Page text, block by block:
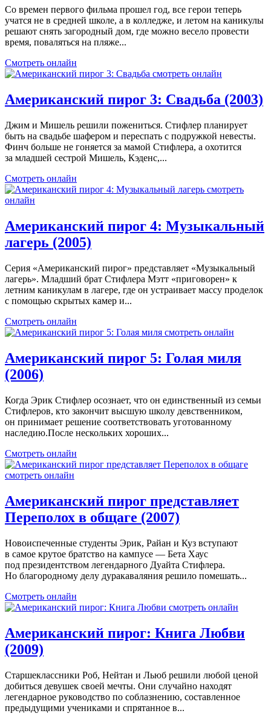
Со времен первого фильма прошел год, все герои теперь
учатся не в средней школе, а в колледже, и летом на каникулы
решают снять загородный дом, где можно весело провести
время, поваляться на пляже...
Смотреть онлайн
Американский пирог 3: Свадьба (2003)
Джим и Мишель решили пожениться. Стифлер планирует
быть на свадьбе шафером и переспать с подружкой невесты.
Финч больше не гоняется за мамой Стифлера, а охотится
за младшей сестрой Мишель, Кэденс,...
Смотреть онлайн
Американский пирог 4: Музыкальный
лагерь (2005)
Серия «Американский пирог» представляет «Музыкальный
лагерь». Младший брат Стифлера Мэтт «приговорен» к
летним каникулам в лагере, где он устраивает массу проделок
с помощью скрытых камер и...
Смотреть онлайн
Американский пирог 5: Голая миля
(2006)
Когда Эрик Стифлер осознает, что он единственный из семьи
Стифлеров, кто закончит высшую школу девственником,
он принимает решение соответствовать уготованному
наследию.После нескольких хороших...
Смотреть онлайн
Американский пирог представляет
Переполох в общаге (2007)
Новоиспеченные студенты Эрик, Райан и Куз вступают
в самое крутое братство на кампусе — Бета Хаус
под президентством легендарного Дуайта Стифлера.
Но благородному делу дуракаваляния решило помешать...
Смотреть онлайн
Американский пирог: Книга Любви
(2009)
Старшеклассники Роб, Нейтан и Льюб решили любой ценой
добиться девушек своей мечты. Они случайно находят
легендарное руководство по соблазнению, составленное
предыдущими учениками и спрятанное в...